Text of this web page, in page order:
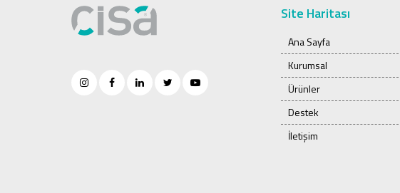
Site Haritası
Ana Sayfa
Kurumsal
Ürünler
Destek
İletişim